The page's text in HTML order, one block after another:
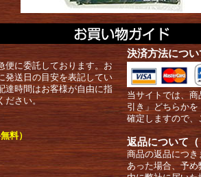
便に委託しております。お
発送日の目安を表記してい
達時間はお客様が自由に指
ださい。
料）
決済方法につい
当サイトでは、
引き」どちらか
確定しますので
返品について（
商品の返品につ
あった場合、予